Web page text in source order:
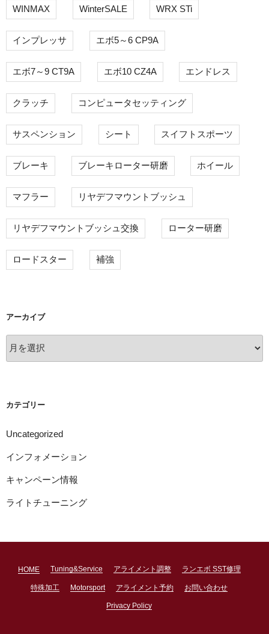
WINMAX WinterSALE WRX STi
インプレッサ エボ5～6 CP9A
エボ7～9 CT9A エボ10 CZ4A エンドレス
クラッチ コンピュータセッティング
サスペンション シート スイフトスポーツ
ブレーキ ブレーキローター研磨 ホイール
マフラー リヤデフマウントブッシュ
リヤデフマウントブッシュ交換 ローター研磨
ロードスター 補強
アーカイブ
ー
カテゴリー
Uncategorized
インフォメーション
キャンペーン情報
ライトチューニング
HOME Tuning&Service アライメント調整 ランエボ SST修理
特殊加工 Motorsport アライメント予約 お問い合わせ
Privacy Policy